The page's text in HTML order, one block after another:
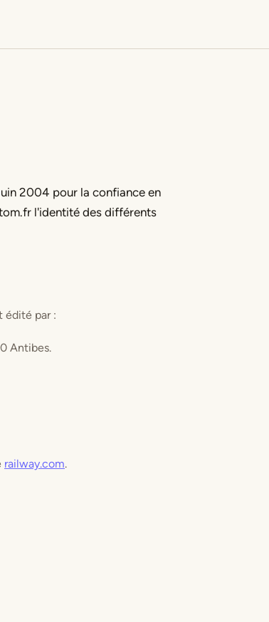
2004 pour la confiance en
l'identité des différents
édité par :
Antibes.
railway.com.